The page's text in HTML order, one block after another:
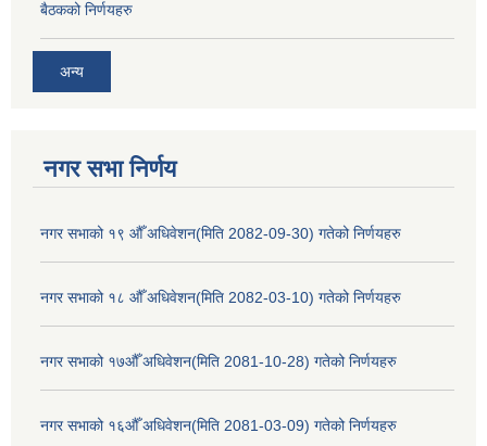
बैठकको निर्णयहरु
अन्य
नगर सभा निर्णय
नगर सभाको १९ औँ अधिवेशन(मिति 2082-09-30) गतेको निर्णयहरु
नगर सभाको १८ औँ अधिवेशन(मिति 2082-03-10) गतेको निर्णयहरु
नगर सभाको १७औँ अधिवेशन(मिति 2081-10-28) गतेको निर्णयहरु
नगर सभाको १६औँ अधिवेशन(मिति 2081-03-09) गतेको निर्णयहरु